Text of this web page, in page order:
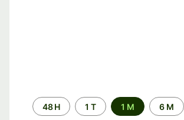
Time
period
48 H 1 T 1 M 6 M